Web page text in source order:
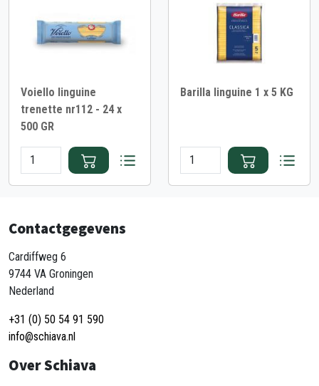
Voiello linguine
trenette nr112 - 24 x
500 GR
Barilla linguine 1 x 5 KG
Contactgegevens
Cardiffweg 6
9744 VA Groningen
Nederland
+31 (0) 50 54 91 590
info@schiava.nl
Over Schiava